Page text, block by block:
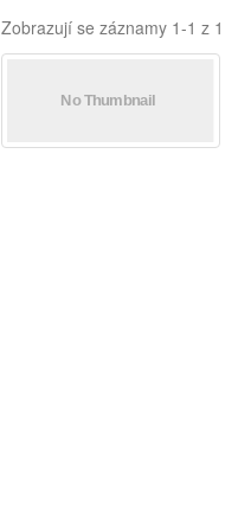
Zobrazují se záznamy 1-1 z 1